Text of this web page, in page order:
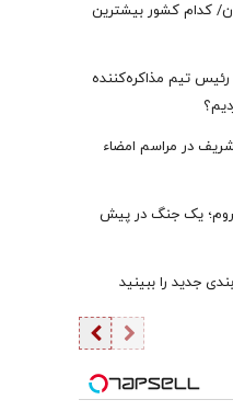
جهان/ کدام کشور بیشترین
تیم مذاکره‌کننده
در مراسم امضاء
بروم؛ یک جنگ در پیش
جدید را ببینید